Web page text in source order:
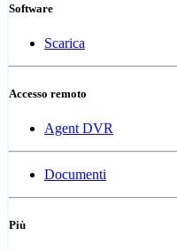
Software
Scarica
Accesso remoto
Agent DVR
Documenti
Più